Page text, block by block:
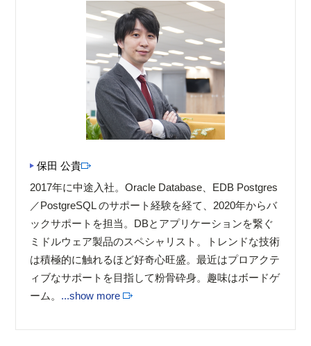
保田 公貴
2017年に中途入社。Oracle Database、EDB Postgres
／PostgreSQL のサポート経験を経て、2020年からバ
ックサポートを担当。DBとアプリケーションを繋ぐ
ミドルウェア製品のスペシャリスト。トレンドな技術
は積極的に触れるほど好奇心旺盛。最近はプロアクテ
ィブなサポートを目指して粉骨砕身。趣味はボードゲ
ーム。 ...show more